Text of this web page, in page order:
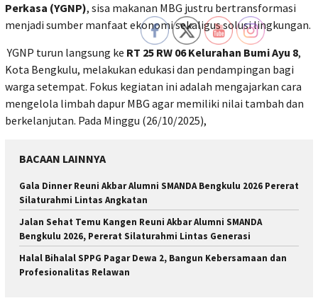
Perkasa (YGNP), sisa makanan MBG justru bertransformasi
menjadi sumber manfaat ekonomi sekaligus solusi lingkungan.
YGNP turun langsung ke RT 25 RW 06 Kelurahan Bumi Ayu 8,
Kota Bengkulu, melakukan edukasi dan pendampingan bagi
warga setempat. Fokus kegiatan ini adalah mengajarkan cara
mengelola limbah dapur MBG agar memiliki nilai tambah dan
berkelanjutan. Pada Minggu (26/10/2025),
BACAAN LAINNYA
Gala Dinner Reuni Akbar Alumni SMANDA Bengkulu 2026 Pererat
Silaturahmi Lintas Angkatan
Jalan Sehat Temu Kangen Reuni Akbar Alumni SMANDA
Bengkulu 2026, Pererat Silaturahmi Lintas Generasi
Halal Bihalal SPPG Pagar Dewa 2, Bangun Kebersamaan dan
Profesionalitas Relawan